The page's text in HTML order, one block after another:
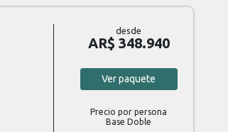
desde
AR$ 348.940
Verpaquete
Precio por persona
Base Doble